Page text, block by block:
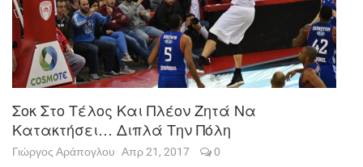
Σοκ Στο Τέλος Και Πλέον Ζητά Να
Κατακτήσει… Διπλά Την Πόλη
Γιώργος Αράπογλου Απρ 21, 2017
0